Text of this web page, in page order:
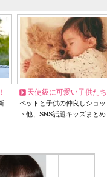
天使級に可愛い子供たち
ペットと子供の仲良しショッ
ト他、SNS話題キッズまとめ